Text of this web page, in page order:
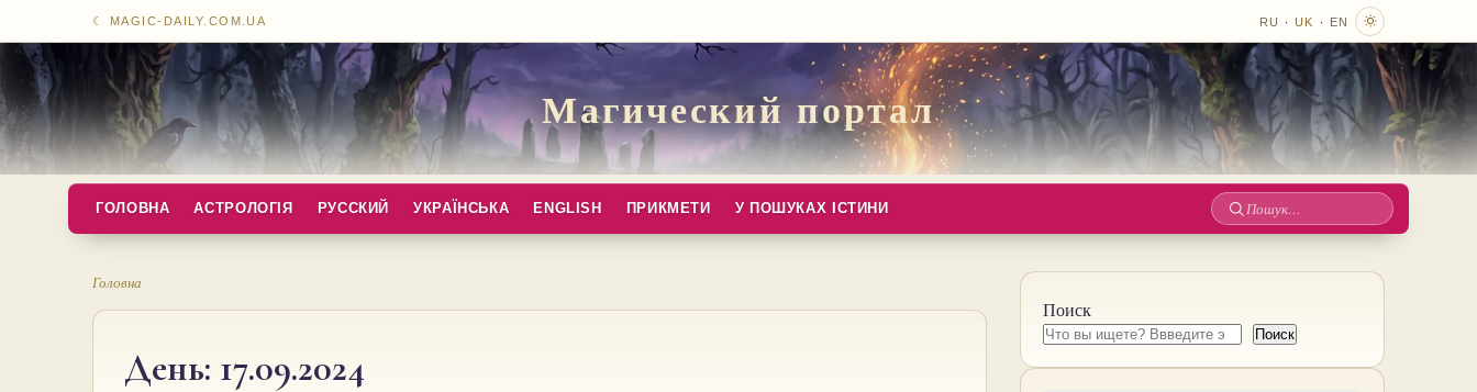
☾ MAGIC-DAILY.COM.UA RU · UK · EN
Магический портал
ГОЛОВНА АСТРОЛОГІЯ РУССКИЙ УКРАЇНСЬКА ENGLISH ПРИКМЕТИ У ПОШУКАХ ІСТИНИ
Пошук
Головна
День: 17.09.2024
Поиск
Поиск